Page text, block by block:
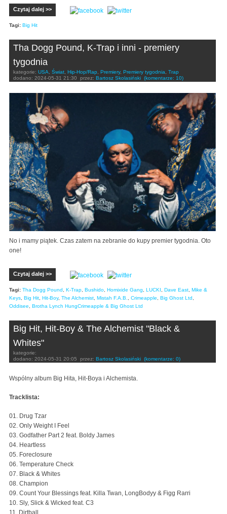
Czytaj dalej >>
Tagi: Big Hit
Tha Dogg Pound, K-Trap i inni - premiery
tygodnia
kategorie: USA Świat Hip-Hop/Rap Premiery, Premiery tygodnia
Trap
dodano: 2024-05-31 21:30 przez: Bartosz Skolasiński (komentarze: 10)
No i mamy piątek. Czas zatem na zebranie do kupy premier tygodnia. Oto
one!
Czytaj dalej >>
Tagi: Tha Dogg Pound, K-Trap, Bushido, Homixide Gang, LUCKI, Dave East, Mike &
Keys, Big Hit, Hit-Boy, The Alchemist, Mistah F.A.B., Crimeapple, Big Ghost Ltd,
Oddisee, Brotha Lynch HungCrimeapple & Big Ghost Ltd
Big Hit, Hit-Boy & The Alchemist "Black &
Whites"
kategorie:
dodano: 2024-05-31 20:05 przez: Bartosz Skolasiński (komentarze: 0)
Wspólny album Big Hita, Hit-Boya i Alchemista.
Tracklista:
01. Drug Tzar
02. Only Weight I Feel
03. Godfather Part 2 feat. Boldy James
04. Heartless
05. Foreclosure
06. Temperature Check
07. Black & Whites
08. Champion
09. Count Your Blessings feat. Killa Twan, LongBodyy & Figg Rarri
10. Sly, Slick & Wicked feat. C3